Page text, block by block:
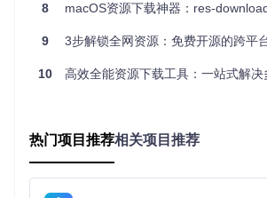
件。首次启动时，系统会自动配置基础环境
必设参数推荐值：
8 macOS资源下载神器：res-downloader实现HTTPS抓包与
9 3步解锁全网资源：免费开源的跨平
10 高效全能资源下载工具：一站式解决多平
热门项目推荐相关项目推荐